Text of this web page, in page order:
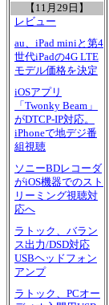
【11月29日】
レビュー
au、iPad miniと第4
世代iPadの4G LTE
モデル価格を決定
iOSアプリ
「Twonky Beam」
がDTCP-IP対応。
iPhoneで地デジ番
組視聴
ソニーBDレコーダ
がiOS機器でのスト
リーミング視聴対
応へ
ラトック、バラン
ス出力/DSD対応
USBヘッドフォン
アンプ
ラトック、PCオー